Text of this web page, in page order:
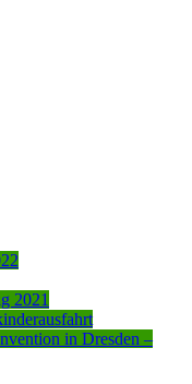
2021
in Dresden –